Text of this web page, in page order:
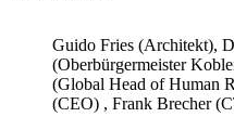
Guido Fries (Architekt),
(Oberbürgermeister
(Global Head of Human
(CEO) , Frank Brecher